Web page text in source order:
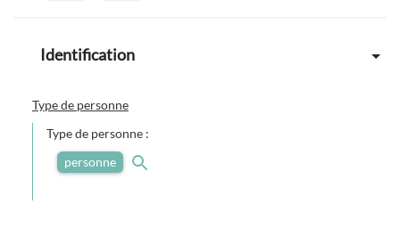
Identification
Type de personne
Type de personne :
personne